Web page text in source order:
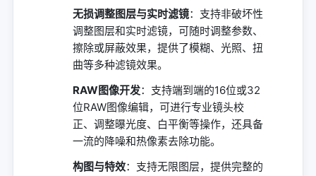
无损调整图层与实时滤镜：支持非破坏性
调整图层和实时滤镜，可随时调整参数、
擦除或屏蔽效果，提供了模糊、光照、扭
曲等多种滤镜效果。
RAW图像开发：支持端到端的16位或32
位RAW图像编辑，可进行专业镜头校
正、调整曝光度、白平衡等操作，还具备
一流的降噪和热像素去除功能。
构图与特效：支持无限图层，提供完整的